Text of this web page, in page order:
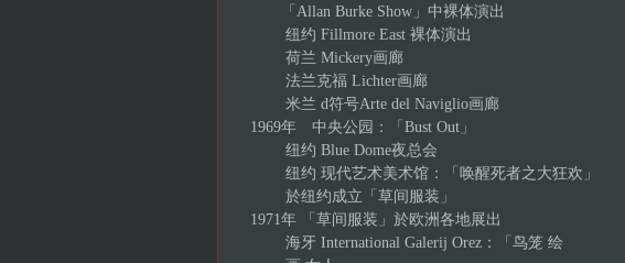
「Allan Burke Show」中裸体演出
纽约 Fillmore East 裸体演出
荷兰 Mickery画廊
法兰克福 Lichter画廊
米兰 d符号Arte del Naviglio画廊
1969年 中央公园：「Bust Out」
纽约 Blue Dome夜总会
纽约 现代艺术美术馆：「唤醒死者之大狂欢」
於纽约成立「草间服装」
1971年 「草间服装」於欧洲各地展出
海牙 International Galerij Orez：「鸟笼 绘